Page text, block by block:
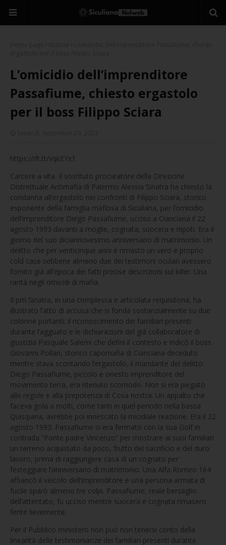
L’omicidio dell’imprenditore
Passafiume, chiesto ergastolo
per il boss Filippo Sciara
https://ift.tt/vqkEYx1
Carcere a vita. Il sostituto procuratore della Direzione
Distrettuale Antimafia di Palermo Alessia Sinatra ha chiesto la
condanna all’ergastolo nei confronti di Filippo Sciara, storico
esponente della famiglia mafiosa di Siculiana, per l’omicidio
dell’imprenditore Diego Passafiume, ucciso a Cianciana il 22
agosto 1993 davanti a moglie, cognata, suocera e nipoti. Era il
giorno del suo diciannovesimo anniversario di matrimonio. Un
delitto che per venticinque anni è rimasto un vero e proprio
cold case sebbene almeno due dei testimoni oculari avessero
fornito già all’epoca dei fatti precise descrizioni sul killer. Una
rarità negli omicidi di mafia.
Il pm Sinatra, in una complessa e articolata requisitoria, ha
illustrato l’atto di accusa che si fonda sostanzialmente su due
colonne portanti: il riconoscimento dei familiari presenti
durante l’agguato e le dichiarazioni del già collaboratore di
giustizia Pasquale Salemi che definì il contesto e indicò il boss
Giovanni Pollari, storico capomafia di Cianciana deceduto
mentre stava scontando l’ergastolo, il mandante del delitto.
Diego Passafiume, piccolo e onesto imprenditore del
movimento terra, era ritenuto scomodo. Non si era piegato
alle regole e alla prepotenza di Cosa nostra. Un appalto che
faceva gola a molti, come tanti in quel periodo nella bassa
Quisquina, avrebbe poi innescato la micidiale reazione. Era il 22
agosto 1993. Passafiume si era fermato con la sua Golf in
contrada “Ponte padre Vincenzo” per mostrare ai suoi familiari
un terreno acquistato da poco, frutto del sacrificio e del duro
lavoro, prima di raggiungere casa di un cognato per
festeggiare l’anniversario di matrimonio. Una Alfa Romeo 164
affiancò il veicolo dell’imprenditore e una persona armata di
fucile sparò almeno tre colpi. Passafiume, reale bersaglio
dell’attentato, fu ucciso mentre suocera e cognata rimasero
ferite lievemente.
Per il Pubblico ministero non può non tenersi conto della
linearità delle testimonianze dei familiari presenti durante